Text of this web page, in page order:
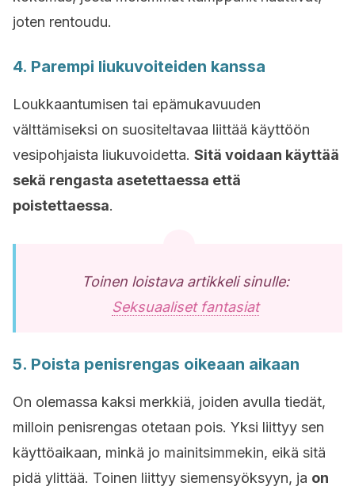
joten rentoudu.
4. Parempi liukuvoiteiden kanssa
Loukkaantumisen tai epämukavuuden
välttämiseksi on suositeltavaa liittää käyttöön
vesipohjaista liukuvoidetta. Sitä voidaan käyttää
sekä rengasta asetettaessa että
poistettaessa.
Toinen loistava artikkeli sinulle:
Seksuaaliset fantasiat
5. Poista penisrengas oikeaan aikaan
On olemassa kaksi merkkiä, joiden avulla tiedät,
milloin penisrengas otetaan pois. Yksi liittyy sen
käyttöaikaan, minkä jo mainitsimmekin, eikä sitä
pidä ylittää. Toinen liittyy siemensyöksyyn, ja on